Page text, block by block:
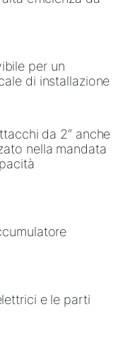
per un
di installazione
da 2“ anche
nella mandata
e le parti